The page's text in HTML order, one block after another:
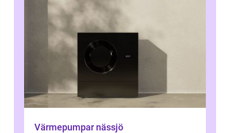
Värmepumpar nässjö